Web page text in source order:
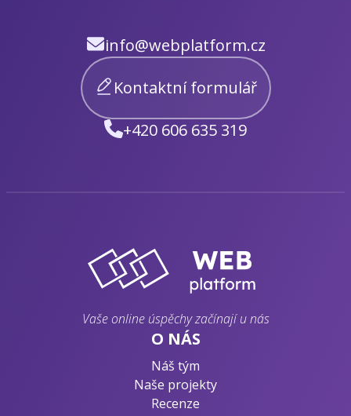
info@webplatform.cz
Kontaktní formulář
+420 606 635 319
Vaše online úspěchy začínají u nás
O NÁS
Náš tým
Naše projekty
Recenze